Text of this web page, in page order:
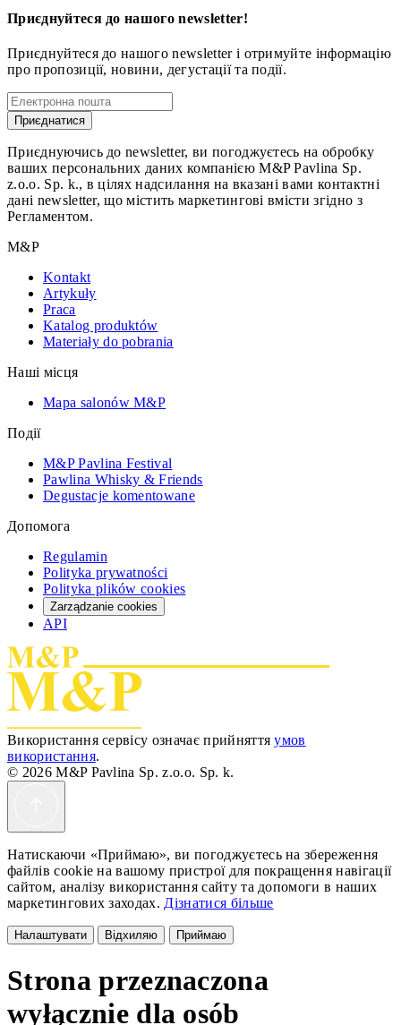
Приєднуйтеся до нашого newsletter!
Приєднуйтеся до нашого newsletter і отримуйте інформацію
про пропозиції, новини, дегустації та події.
Приєднатися
Приєднуючись до newsletter, ви погоджуєтесь на обробку
ваших персональних даних компанією M&P Pavlina Sp.
z.o.o. Sp. k., в цілях надсилання на вказані вами контактні
дані newsletter, що містить маркетингові вмісти згідно з
Регламентом.
M&P
Kontakt
Artykuły
Praca
Katalog produktów
Materiały do pobrania
Наші місця
Mapa salonów M&P
Події
M&P Pavlina Festival
Pawlina Whisky & Friends
Degustacje komentowane
Допомога
Regulamin
Polityka prywatności
Polityka plików cookies
Zarządzanie cookies
API
Використання сервісу означає прийняттяумов
використання.
© 2026 M&P Pavlina Sp. z.o.o. Sp. k.
Натискаючи «Приймаю», ви погоджуєтесь на збереження
файлів cookie на вашому пристрої для покращення навігації
сайтом, аналізу використання сайту та допомоги в наших
маркетингових заходах. Дізнатися більше
Налаштувати Відхиляю Приймаю
Strona przeznaczona
wyłącznie dla osób